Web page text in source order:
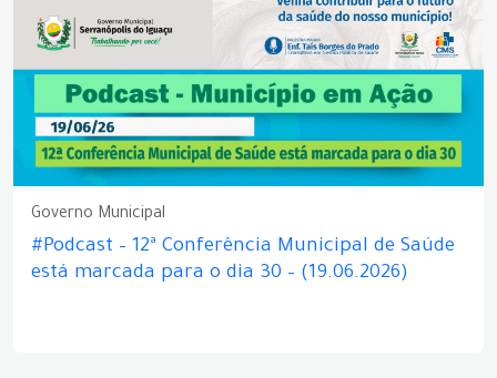
Governo Municipal
#Podcast – 12ª Conferência Municipal de Saúde
está marcada para o dia 30 – (19.06.2026)